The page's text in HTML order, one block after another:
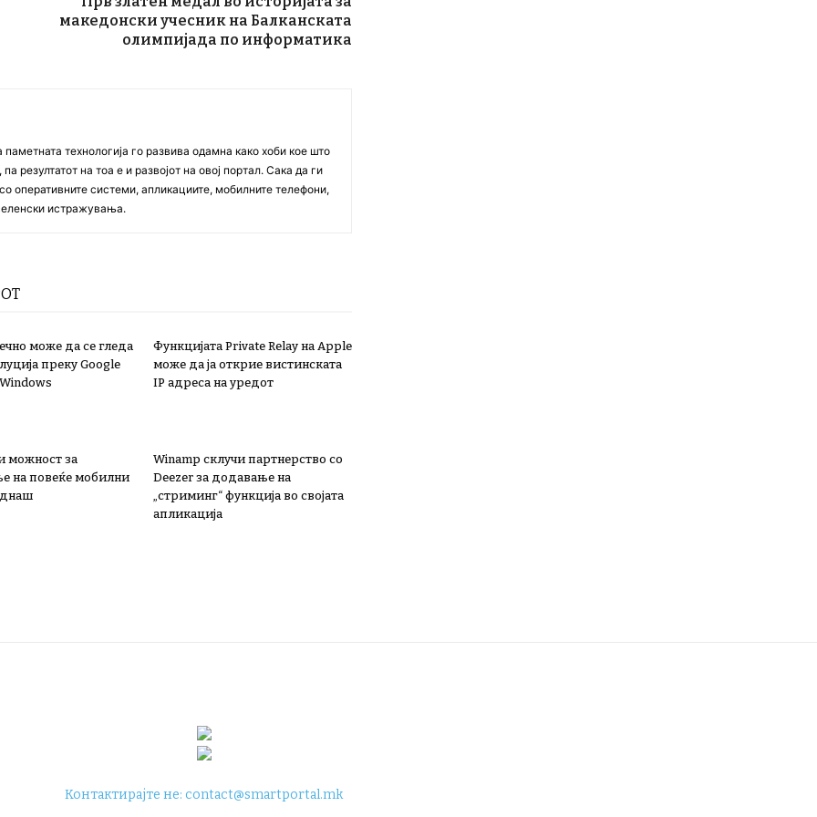
македонски учесник на Балканската
олимпијада по информатика
паметната технологија го развива одамна како хоби кое што
резултатот на тоа е и развојот на овој портал. Сака да ги
оперативните системи, апликациите, мобилните телефони,
истражувања.
може да се гледа
преку Google
Функцијата Private Relay на Apple
може да ја открие вистинската
IP адреса на уредот
можност за
на повеќе мобилни
Winamp склучи партнерство со
Deezer за додавање на
„стриминг“ функција во својата
апликација
Контактирајте не:contact@smartportal.mk